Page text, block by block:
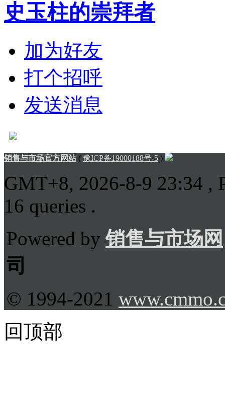
史玉柱的崇拜者
加为好友
打个招呼
发送消息
销售与市场官方网站( 豫ICP备19000188号-5 )
GMT+8, 2026-8-9 23:34 ,
16 queries .
Powered by销售与市场网
司
© 1994-2021
回顶部